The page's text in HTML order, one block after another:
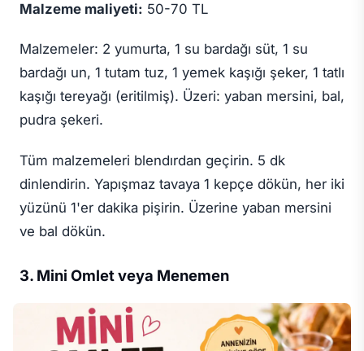
Malzeme maliyeti: 50-70 TL
Malzemeler: 2 yumurta, 1 su bardağı süt, 1 su
bardağı un, 1 tutam tuz, 1 yemek kaşığı şeker, 1 tatlı
kaşığı tereyağı (eritilmiş). Üzeri: yaban mersini, bal,
pudra şekeri.
Tüm malzemeleri blendırdan geçirin. 5 dk
dinlendirin. Yapışmaz tavaya 1 kepçe dökün, her iki
yüzünü 1'er dakika pişirin. Üzerine yaban mersini
ve bal dökün.
3. Mini Omlet veya Menemen